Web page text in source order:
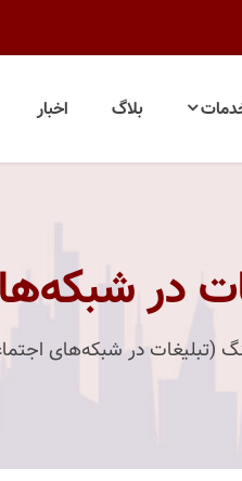
بلاگ اخبار
در
(تبلیغات در شبکه‌های